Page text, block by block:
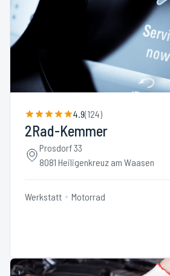
4.9(124)
2Rad-Kemmer
Prosdorf 33
8081 Heiligenkreuz am Waasen
Werkstatt Motorrad